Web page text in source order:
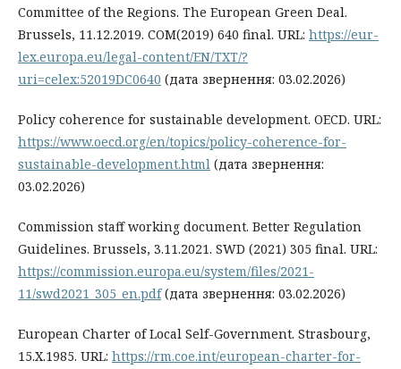
Committee of the Regions. The European Green Deal.
Brussels, 11.12.2019. COM(2019) 640 final. URL: https://eur-
lex.europa.eu/legal-content/EN/TXT/?
uri=celex:52019DC0640 (дата звернення: 03.02.2026)
Policy coherence for sustainable development. OECD. URL:
https://www.oecd.org/en/topics/policy-coherence-for-
sustainable-development.html (дата звернення:
03.02.2026)
Commission staff working document. Better Regulation
Guidelines. Brussels, 3.11.2021. SWD (2021) 305 final. URL:
https://commission.europa.eu/system/files/2021-
11/swd2021_305_en.pdf(дата звернення: 03.02.2026)
European Charter of Local Self-Government. Strasbourg,
15.X.1985. URL: https://rm.coe.int/european-charter-for-